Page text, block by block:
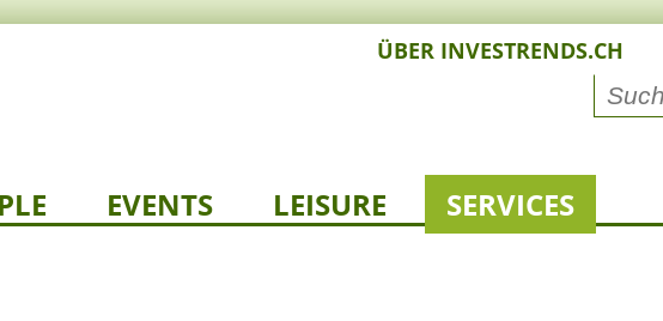
ÜBER INVESTRENDS.CH
EVENTS LEISURE SERVICES